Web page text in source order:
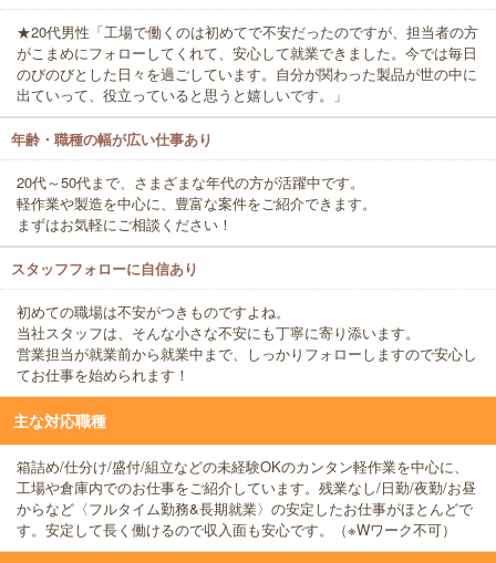
★20代男性「工場で働くのは初めてで不安だったのですが、担当者の方
がこまめにフォローしてくれて、安心して就業できました。今では毎日
のびのびとした日々を過ごしています。自分が関わった製品が世の中に
出ていって、役立っていると思うと嬉しいです。」
年齢・職種の幅が広い仕事あり
20代～50代まで、さまざまな年代の方が活躍中です。
軽作業や製造を中心に、豊富な案件をご紹介できます。
まずはお気軽にご相談ください！
スタッフフォローに自信あり
初めての職場は不安がつきものですよね。
当社スタッフは、そんな小さな不安にも丁寧に寄り添います。
営業担当が就業前から就業中まで、しっかりフォローしますので安心し
てお仕事を始められます！
主な対応職種
箱詰め/仕分け/盛付/組立などの未経験OKのカンタン軽作業を中心に、
工場や倉庫内でのお仕事をご紹介しています。残業なし/日勤/夜勤/お昼
からなど〈フルタイム勤務&長期就業〉の安定したお仕事がほとんどで
す。安定して長く働けるので収入面も安心です。（※Wワーク不可）